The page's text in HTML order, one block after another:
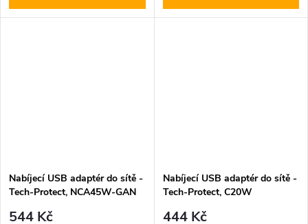
Nabíjecí USB adaptér do sítě -
Tech-Protect, NCA45W-GAN
kabel
544 Kč
Nabíjecí USB adaptér do sítě -
Tech-Protect, C20W
444 Kč